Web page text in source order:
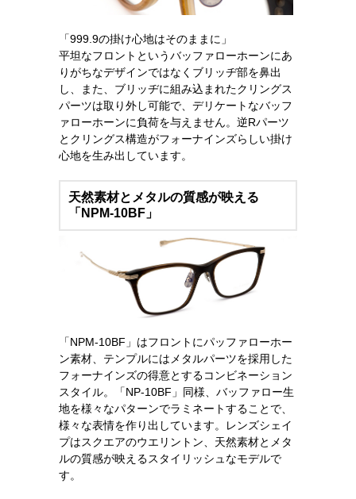
「999.9の掛け心地はそのままに」
平坦なフロントというバッファローホーンにあ
りがちなデザインではなくブリッヂ部を鼻出
し、また、ブリッヂに組み込まれたクリングス
パーツは取り外し可能で、デリケートなバッフ
ァローホーンに負荷を与えません。逆Rパーツ
とクリングス構造がフォーナインズらしい掛け
心地を生み出しています。
天然素材とメタルの質感が映える
「NPM-10BF」
「NPM-10BF」はフロントにパッファローホー
ン素材、テンプルにはメタルパーツを採用した
フォーナインズの得意とするコンビネーション
スタイル。「NP-10BF」同様、バッファロー生
地を様々なパターンでラミネートすることで、
様々な表情を作り出しています。レンズシェイ
プはスクエアのウエリントン、天然素材とメタ
ルの質感が映えるスタイリッシュなモデルで
す。